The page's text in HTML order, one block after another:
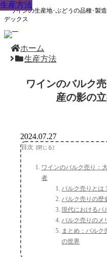
『ワインの生産地･ぶどうの品種･製
デックス
ホーム
生産方法
ワインのバルク
産の影の
生産方法
2024.07.27
目次
ワインのバルク売り：
者
バルク売りとは
バルク売りの歴
現代におけるバ
バルク売りのメ
まとめ：バルク
の世界
生産方法
生産方法
生産方法
生産方法
生産方法
生産方法
生産方法
生産方法